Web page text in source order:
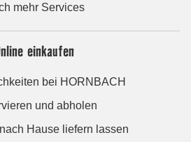
mehr Services
einkaufen
bei HORNBACH
und abholen
Hause liefern lassen